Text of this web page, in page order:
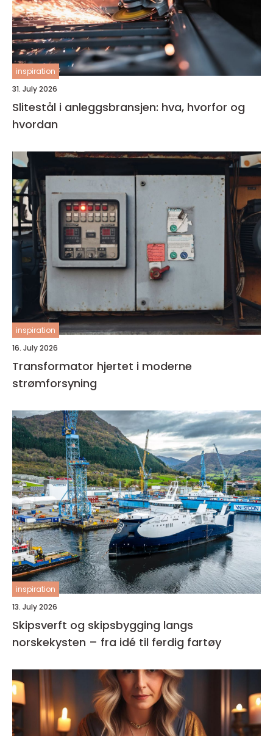
inspiration
31. July 2026
Slitestål i anleggsbransjen: hva, hvorfor og
hvordan
inspiration
16. July 2026
Transformator hjertet i moderne
strømforsyning
inspiration
13. July 2026
Skipsverft og skipsbygging langs
norskekysten – fra idé til ferdig fartøy